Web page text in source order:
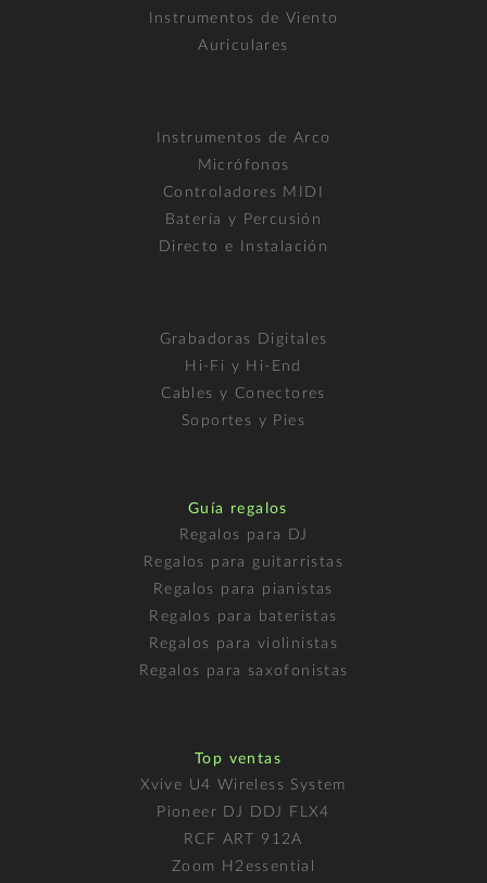
Instrumentos de Viento
Auriculares
Instrumentos de Arco
Micrófonos
Controladores MIDI
Batería y Percusión
Directo e Instalación
Grabadoras Digitales
Hi-Fi y Hi-End
Cables y Conectores
Soportes y Pies
Guía regalos
Regalos para DJ
Regalos para guitarristas
Regalos para pianistas
Regalos para bateristas
Regalos para violinistas
Regalos para saxofonistas
Top ventas
Xvive U4 Wireless System
Pioneer DJ DDJ FLX4
RCF ART 912A
Zoom H2essential